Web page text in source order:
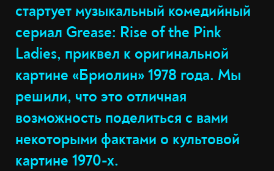
стартует музыкальный комедийный
сериал Grease: Rise of the Pink
Ladies, приквел к оригинальной
картине «Бриолин» 1978 года. Мы
решили, что это отличная
возможность поделиться с вами
некоторыми фактами о культовой
картине 1970-х.